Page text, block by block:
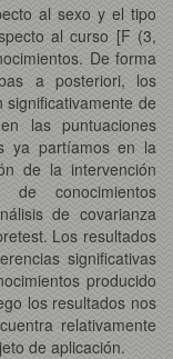
al sexo y el tipo
al curso [F (3,
De forma
a posteriori, los
de
las puntuaciones
ya partíamos en la
de la intervención
de conocimientos
de covarianza
Los resultados
significativas
producido
los resultados nos
relativamente
de aplicación.